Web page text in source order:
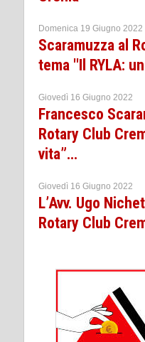
Domenica 19 Giugno 2022
Scaramuzza al
tema ''Il RYLA:
Giovedì 16 Giugno 2022
Francesco
Rotary Club
vita”…
Giovedì 16 Giugno 2022
L’Avv. Ugo
Rotary Club